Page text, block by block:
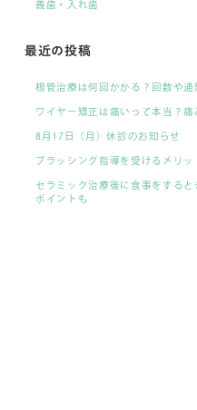
義歯・入れ歯
最近の投稿
根管治療は何回かかる？回数や
ワイヤー矯正は痛いって本当？
8月17日（月）休診のお知らせ
ブラッシング指導を受けるメリ
セラミック治療後に食事をする
ポイントも